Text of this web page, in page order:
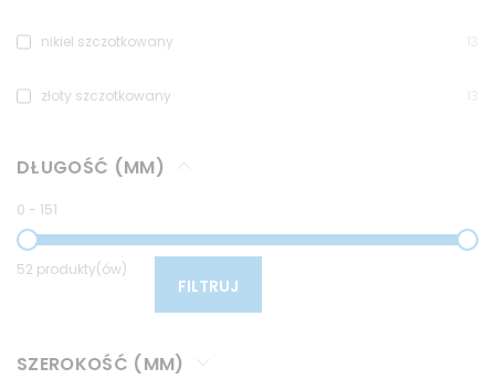
nikiel szczotkowany
złoty szczotkowany
DŁUGOŚĆ (MM)
0 - 151
52 produkty(ów)
FILTRUJ
SZEROKOŚĆ (MM)